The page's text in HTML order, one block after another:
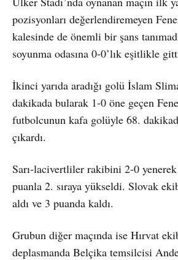
pozisyonları değerlendiremeyen
kalesinde de önemli bir şans
soyunma odasına 0-0’lık eşitlikle
İkinci yarıda aradığı golü İslam
dakikada bularak 1-0 öne geçen
futbolcunun kafa golüyle 68.
çıkardı.
Sarı-lacivertliler rakibini 2-0
puanla 2. sıraya yükseldi. Slovak
aldı ve 3 puanda kaldı.
Grubun diğer maçında ise Hırvat
deplasmanda Belçika temsilcisi